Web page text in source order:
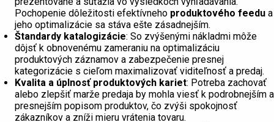
Pochopenie dôležitosti efektívneho produktového feedu a
jeho optimalizácie sa stáva ešte zásadnejším.
Štandardy katalogizácie: So zvýšenými nákladmi môže
dôjsť k obnovenému zameraniu na optimalizáciu
produktových záznamov a zabezpečenie presnej
kategorizácie s cieľom maximalizovať viditeľnosť a predaj.
Kvalita a úplnosť produktových kariet: Potreba zachovať
alebo zlepšiť marže predaja by mohla viesť k podrobnejším a
presnejším popisom produktov, čo zvýši spokojnosť
zákazníkov a zníži mieru vrátenia tovaru.